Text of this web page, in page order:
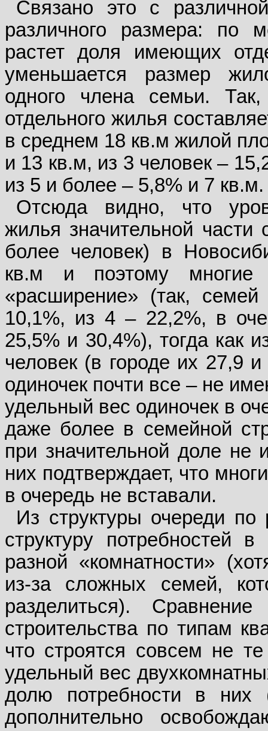
Связано это с
различного размера: по
растет доля имеющих
уменьшается размер
одного члена семьи.
отдельного жилья
в среднем 18 кв.м жилой
и 13 кв.м, из 3 человек –
из 5 и более – 5,8% и 7 кв.м.
Отсюда видно, что
жилья значительной
более человек) в
кв.м и поэтому
«расширение» (так,
10,1%, из 4 – 22,2%, в
25,5% и 30,4%), тогда как
человек (в городе их 27,9
одиночек почти все – не
удельный вес одиночек в
даже более в семейной
при значительной доле не
них подтверждает, что
в очередь не вставали.
Из структуры очереди
структуру потребностей
разной «комнатности»
из-за сложных семей,
разделиться).
строительства по типам
что строятся совсем не
удельный вес
долю потребности в них
дополнительно